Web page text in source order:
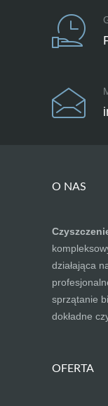
O NAS
działająca
sprzątanie
dokładne
OFERTA